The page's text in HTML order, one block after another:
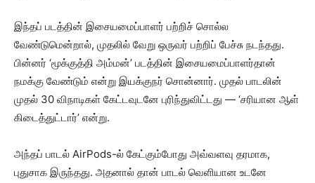
இந்தப் படத்தின் இசையமைப்பாளர் பற்றிச் சொல்ல
வேண்டுமென்றால், முதலில் வேறு ஒருவர் பற்றிப் பேச்சு நடந்தது.
பின்னர் ‘மூக்குத்தி அம்மன்’ படத்தின் இசையமைப்பாளர்தான்
நமக்கு வேண்டும் என்று இயக்குநர் சொன்னார். முதல் பாடலின்
முதல் 30 விநாடிகள் கேட்டவுடனே புரிந்துவிட்டது — ‘சரியான ஆள்
கிடைத்துட்டார்’ என்று.
அந்தப் பாடல் AirPods-ல் கேட்கும்போது அவ்வளவு தரமாக,
புதுசாக இருந்தது. அதனால் தான் பாடல் வெளியான உடனே